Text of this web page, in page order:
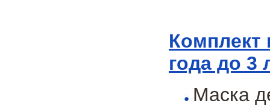
Комплект
года до 3
Маска